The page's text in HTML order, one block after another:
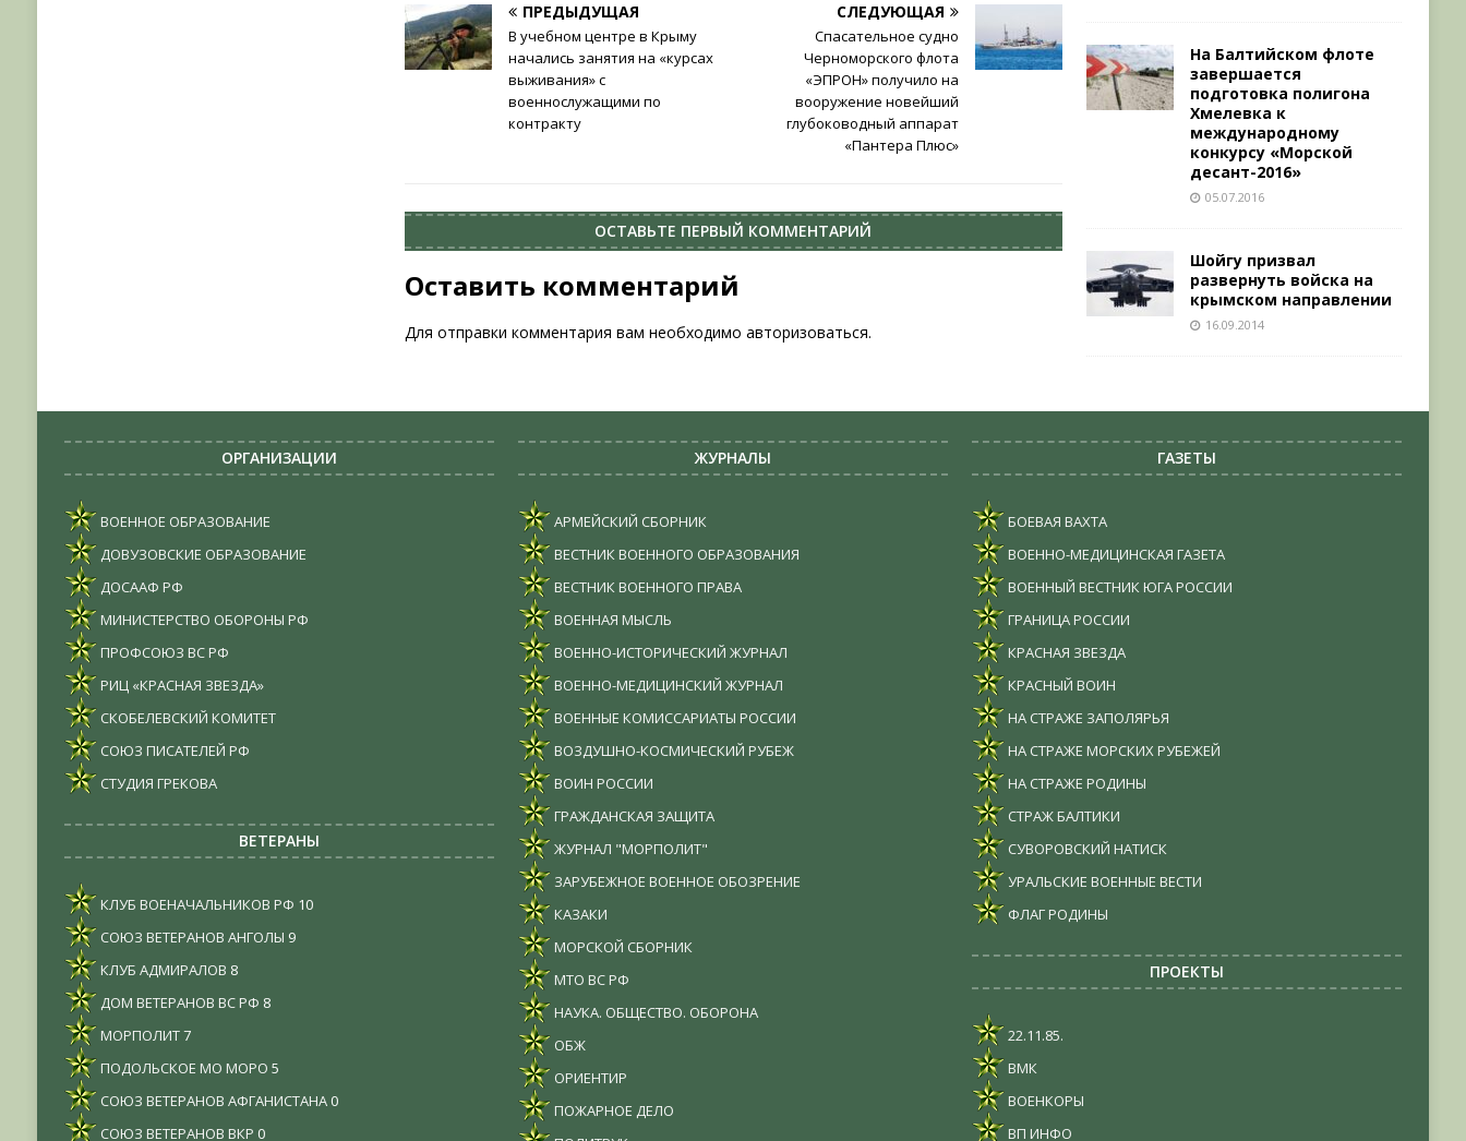
ПРЕДЫДУЩАЯ
В учебном центре в Крыму
начались занятия на «курсах
выживания» с
военнослужащими по
контракту
СЛЕДУЮЩАЯ
Спасательное судно
Черноморского флота
«ЭПРОН» получило на
вооружение новейший
глубоководный аппарат
«Пантера Плюс»
ОСТАВЬТЕ ПЕРВЫЙ КОММЕНТАРИЙ
Оставить комментарий
Для отправки комментария вам необходимоавторизоваться.
На Балтийском флоте
завершается
подготовка полигона
Хмелевка к
международному
конкурсу «Морской
десант-2016»
05.07.2016
Шойгу призвал
развернуть войска на
крымском направлении
16.09.2014
ОРГАНИЗАЦИИ
ВОЕННОЕ ОБРАЗОВАНИЕ
ДОВУЗОВСКИЕ ОБРАЗОВАНИЕ
ДОСААФ РФ
МИНИСТЕРСТВО ОБОРОНЫ РФ
ПРОФСОЮЗ ВС РФ
РИЦ «КРАСНАЯ ЗВЕЗДА»
СКОБЕЛЕВСКИЙ КОМИТЕТ
СОЮЗ ПИСАТЕЛЕЙ РФ
СТУДИЯ ГРЕКОВА
ВЕТЕРАНЫ
КЛУБ ВОЕНАЧАЛЬНИКОВ РФ 10
СОЮЗ ВЕТЕРАНОВ АНГОЛЫ 9
КЛУБ АДМИРАЛОВ 8
ДОМ ВЕТЕРАНОВ ВС РФ 8
МОРПОЛИТ7
ПОДОЛЬСКОЕ МО МОРО 5
СОЮЗ ВЕТЕРАНОВ АФГАНИСТАНА0
СОЮЗ ВЕТЕРАНОВ ВКР 0
ЖУРНАЛЫ
АРМЕЙСКИЙ СБОРНИК
ВЕСТНИК ВОЕННОГО ОБРАЗОВАНИЯ
ВЕСТНИК ВОЕННОГО ПРАВА
ВОЕННАЯ МЫСЛЬ
ВОЕННО-ИСТОРИЧЕСКИЙ ЖУРНАЛ
ВОЕННО-МЕДИЦИНСКИЙ ЖУРНАЛ
ВОЕННЫЕ КОМИССАРИАТЫ РОССИИ
ВОЗДУШНО-КОСМИЧЕСКИЙ РУБЕЖ
ВОИН РОССИИ
ГРАЖДАНСКАЯ ЗАЩИТА
ЖУРНАЛ "МОРПОЛИТ"
ЗАРУБЕЖНОЕ ВОЕННОЕ ОБОЗРЕНИЕ
КАЗАКИ
МОРСКОЙ СБОРНИК
МТО ВС РФ
НАУКА. ОБЩЕСТВО. ОБОРОНА
ОБЖ
ОРИЕНТИР
ПОЖАРНОЕ ДЕЛО
ГАЗЕТЫ
БОЕВАЯ ВАХТА
ВОЕННО-МЕДИЦИНСКАЯ ГАЗЕТА
ВОЕННЫЙ ВЕСТНИК ЮГА РОССИИ
ГРАНИЦА РОССИИ
КРАСНАЯ ЗВЕЗДА
КРАСНЫЙ ВОИН
НА СТРАЖЕ ЗАПОЛЯРЬЯ
НА СТРАЖЕ МОРСКИХ РУБЕЖЕЙ
НА СТРАЖЕ РОДИНЫ
СТРАЖ БАЛТИКИ
СУВОРОВСКИЙ НАТИСК
УРАЛЬСКИЕ ВОЕННЫЕ ВЕСТИ
ФЛАГ РОДИНЫ
ПРОЕКТЫ
22.11.85.
ВМК
ВОЕНКОРЫ
ВП ИНФО